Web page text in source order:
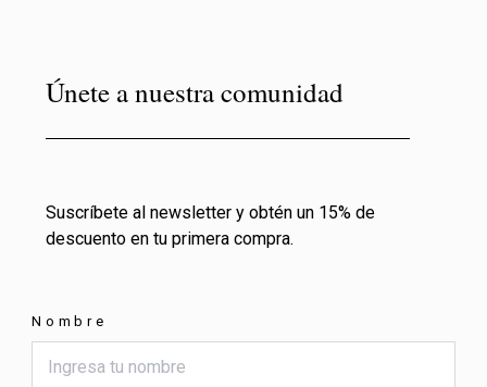
Únete a nuestra comunidad
Suscríbete al newsletter y obtén un 15% de
descuento en tu primera compra.
Nombre